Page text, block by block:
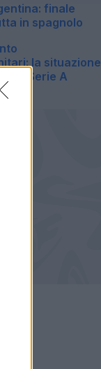
finale
in spagnolo
la situazione
di Serie A